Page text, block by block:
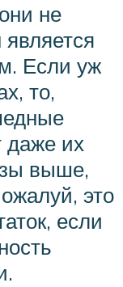
не
Если уж
то,
даже их
выше,
это
если